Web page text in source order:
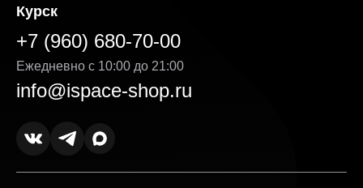
Курск
+7 (960) 680-70-00
Ежедневно с 10:00 до 21:00
info@ispace-shop.ru